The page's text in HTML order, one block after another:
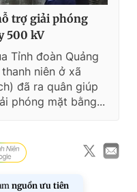
trợ giải phóng
500 kV
Tỉnh đoàn Quảng
niên ở xã
đã ra quân giúp
phóng mặt bằng...
nguồn ưu tiên